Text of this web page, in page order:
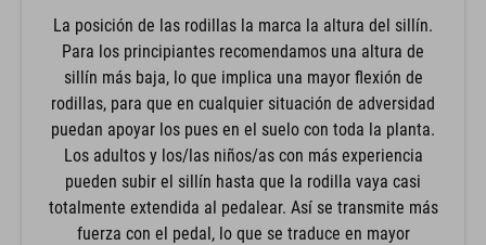
La posición de las rodillas la marca la altura del sillín.
Para los principiantes recomendamos una altura de
sillín más baja, lo que implica una mayor flexión de
rodillas, para que en cualquier situación de adversidad
puedan apoyar los pues en el suelo con toda la planta.
Los adultos y los/las niños/as con más experiencia
pueden subir el sillín hasta que la rodilla vaya casi
totalmente extendida al pedalear. Así se transmite más
fuerza con el pedal, lo que se traduce en mayor